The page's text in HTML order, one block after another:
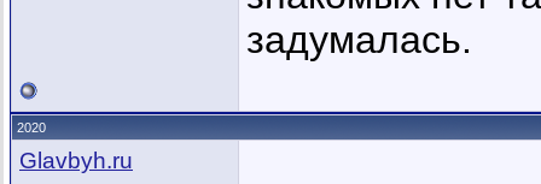
задумалась.
2020
Glavbyh.ru